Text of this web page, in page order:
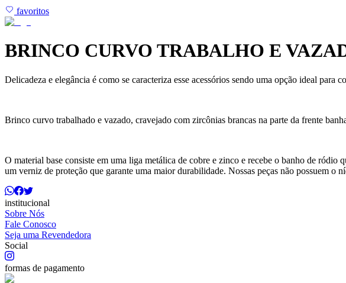
favoritos
BRINCO CURVO TRABALHO E
Delicadeza e elegância é como se caracteriza esse acessórios sendo uma opção ideal para
Brinco curvo trabalhado e vazado, cravejado com zircônias brancas na parte da frente
O material base consiste em uma liga metálica de cobre e zinco e recebe o banho de
um verniz de proteção que garante uma maior durabilidade. Nossas peças não possuem o
institucional
Sobre Nós
Fale Conosco
Seja uma Revendedora
Social
formas de pagamento